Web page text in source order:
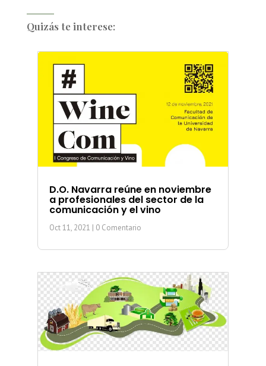
Quizás te interese:
D.O. Navarra reúne en noviembre
a profesionales del sector de la
comunicación y el vino
Oct 11, 2021 | 0 Comentario